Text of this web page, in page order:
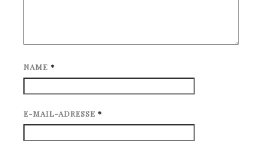
NAME *
E-MAIL-ADRESSE *